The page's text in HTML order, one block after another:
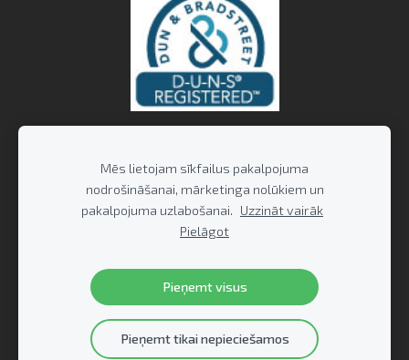
Mēs lietojam sīkfailus pakalpojuma
nodrošināšanai, mārketinga nolūkiem un
pakalpojuma uzlabošanai. Uzzināt vairāk
Pielāgot
Pieņemt visus
Pieņemt tikai nepieciešamos